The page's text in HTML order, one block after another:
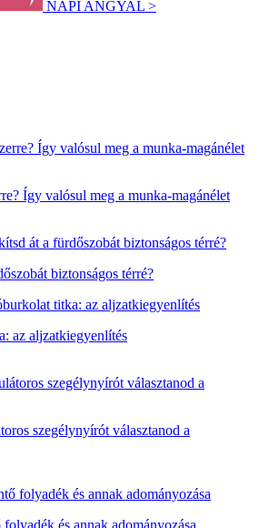
NAPI ANGYAL >
Így valósul meg a munka-magánélet
biztonságos térré?
az aljzatkiegyenlítés
szegélynyírót választanod a
és annak adományozása